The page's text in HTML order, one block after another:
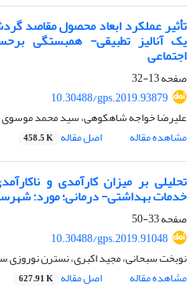
تأثیر عملکرد ابعاد محصول مقاصد
یک آنالیز تطبیقی- همبستگی
اجتماعی
صفحه13-32
10.30488/gps.2019.93879
علیرضا خواجه شاهکوهی، سید محمد موسوی
مشاهده مقاله
اصل مقاله 458.5 K
تحلیلی بر میزان کارآمدی و
خدمات بهداشتی- درمانی؛ مورد:
صفحه33-50
10.30488/gps.2019.91048
نوبخت سبحانی، مجید اکبری، نسترن نوروزی
مشاهده مقاله
اصل مقاله 627.91 K